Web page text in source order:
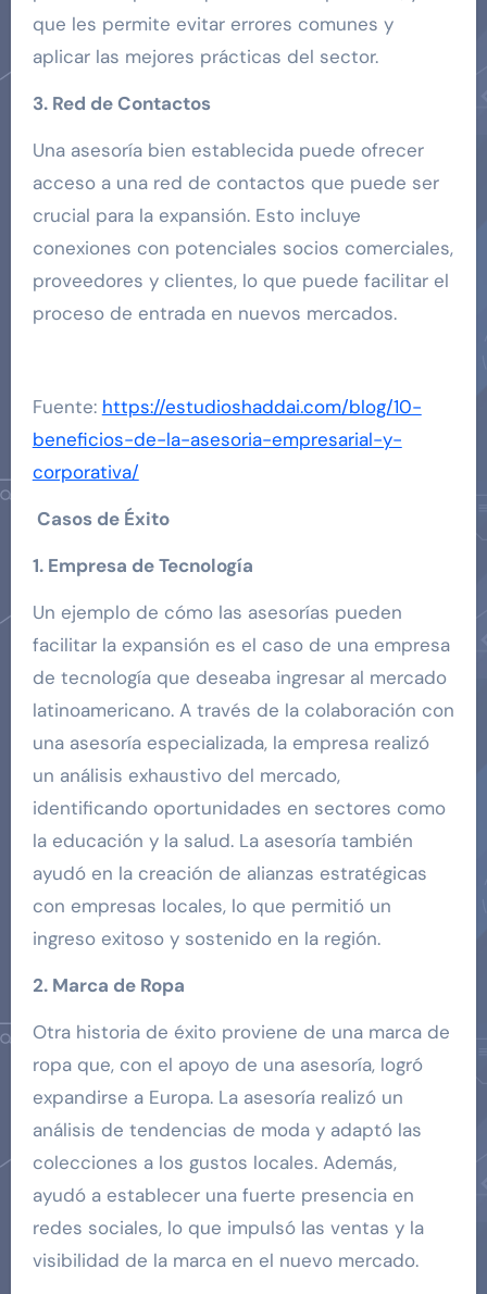
que les permite evitar errores comunes y
aplicar las mejores prácticas del sector.
3. Red de Contactos
Una asesoría bien establecida puede ofrecer
acceso a una red de contactos que puede ser
crucial para la expansión. Esto incluye
conexiones con potenciales socios comerciales,
proveedores y clientes, lo que puede facilitar el
proceso de entrada en nuevos mercados.
Fuente: https://estudioshaddai.com/blog/10-
beneficios-de-la-asesoria-empresarial-y-
corporativa/
Casos de Éxito
1. Empresa de Tecnología
Un ejemplo de cómo las asesorías pueden
facilitar la expansión es el caso de una empresa
de tecnología que deseaba ingresar al mercado
latinoamericano. A través de la colaboración con
una asesoría especializada, la empresa realizó
un análisis exhaustivo del mercado,
identificando oportunidades en sectores como
la educación y la salud. La asesoría también
ayudó en la creación de alianzas estratégicas
con empresas locales, lo que permitió un
ingreso exitoso y sostenido en la región.
2. Marca de Ropa
Otra historia de éxito proviene de una marca de
ropa que, con el apoyo de una asesoría, logró
expandirse a Europa. La asesoría realizó un
análisis de tendencias de moda y adaptó las
colecciones a los gustos locales. Además,
ayudó a establecer una fuerte presencia en
redes sociales, lo que impulsó las ventas y la
visibilidad de la marca en el nuevo mercado.